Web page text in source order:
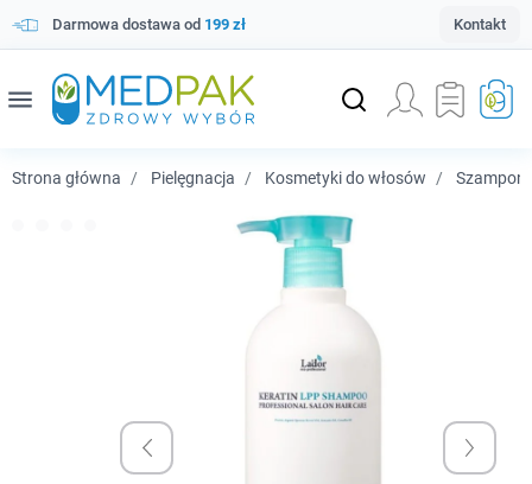
Darmowa dostawa od 199 zł Kontakt
menu
Strona główna Pielęgnacja Kosmetyki do włosów